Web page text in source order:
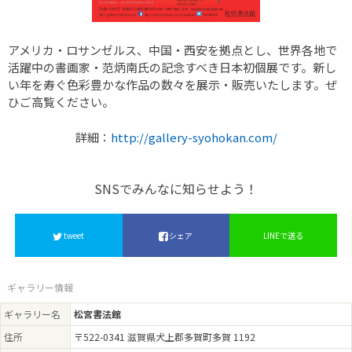
アメリカ・ロサンゼルス、中国・西安を拠点とし、世界各地で
活躍中の書画家・范炳南氏の記念すべき日本初個展です。新し
い年を寿ぐ色彩豊かな作品の数々を展示・販売いたします。ぜ
ひご高覧ください。
詳細： http://gallery-syohokan.com/
SNSでみんなに知らせよう！
tweet シェア LINEで送る
ギャラリー情報
ギャラリー名
松宮書法館
住所
〒522-0341 滋賀県犬上郡多賀町多賀 1192